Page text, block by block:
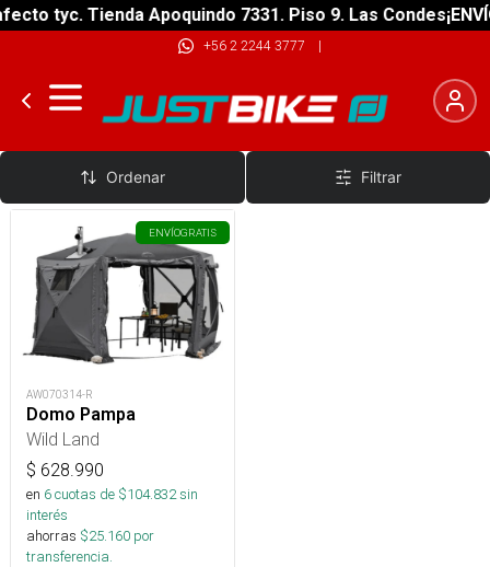
tyc. Tienda Apoquindo 7331. Piso 9. Las Condes
+56 2 2244 3777 |
Domos Y Comedores Expediciones
Ordenar Filtrar
ENVÍOGRATIS
AW070314-R
Domo Pampa
Wild Land
$ 628.990
en 6cuotas de $104.832sin
interés
ahorras $25.160 por
transferencia.